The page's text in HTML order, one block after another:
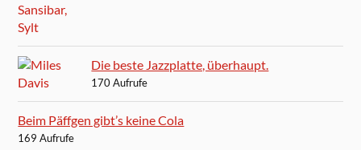
Die beste Jazzplatte, überhaupt.
170 Aufrufe
Beim Päffgen gibt’s keine Cola
169 Aufrufe